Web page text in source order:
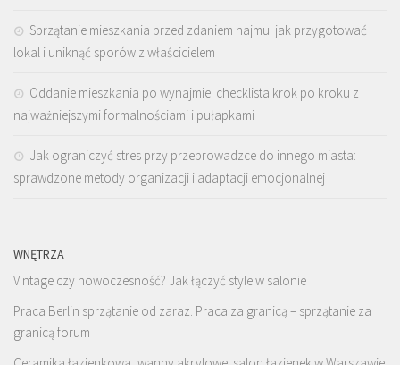
Sprzątanie mieszkania przed zdaniem najmu: jak przygotować
lokal i uniknąć sporów z właścicielem
Oddanie mieszkania po wynajmie: checklista krok po kroku z
najważniejszymi formalnościami i pułapkami
Jak ograniczyć stres przy przeprowadzce do innego miasta:
sprawdzone metody organizacji i adaptacji emocjonalnej
WNĘTRZA
Vintage czy nowoczesność? Jak łączyć style w salonie
Praca Berlin sprzątanie od zaraz. Praca za granicą – sprzątanie za
granicą forum